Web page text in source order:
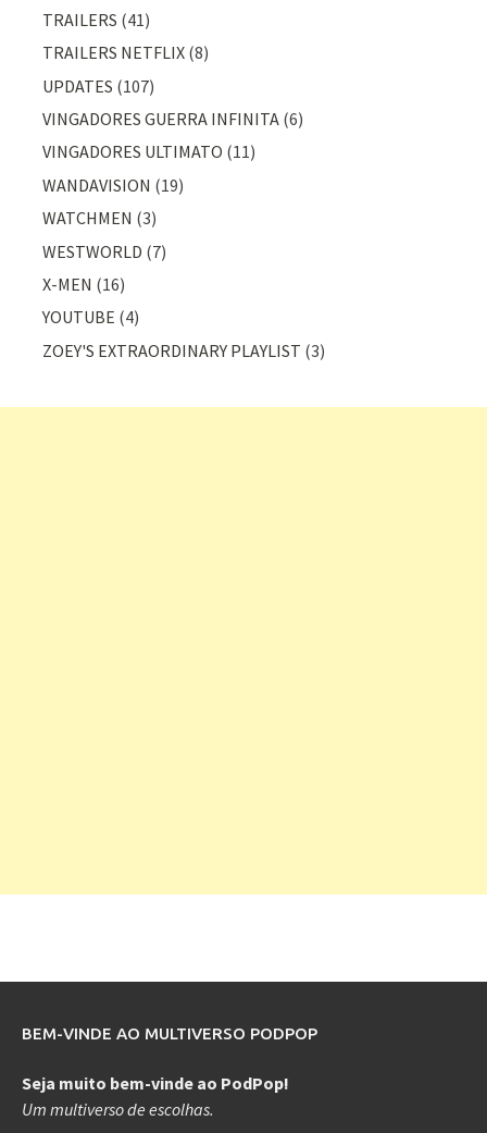
TRAILERS (41)
TRAILERS NETFLIX (8)
UPDATES (107)
VINGADORES GUERRA INFINITA (6)
VINGADORES ULTIMATO (11)
WANDAVISION (19)
WATCHMEN (3)
WESTWORLD (7)
X-MEN (16)
YOUTUBE (4)
ZOEY'S EXTRAORDINARY PLAYLIST (3)
BEM-VINDE AO MULTIVERSO PODPOP
Seja muito bem-vinde ao PodPop!
Um multiverso de escolhas.